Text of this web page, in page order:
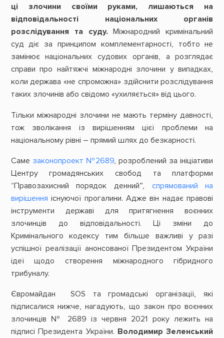
ці злочини своїми руками, лишаються на
відповідальності національних органів
розслідування та суду.Міжнародний кримінальний
суд діє за принципом комплементарності, тобто не
замінює національних судових органів, а розглядає
справи про найтяжчі міжнародні злочини у випадках,
коли держава «не спроможна» здійснити розслідування
таких злочинів або свідомо «ухиляється» від цього.
Тільки міжнародні злочини не мають терміну давності,
тож зволікання із вирішенням цієї проблеми на
національному рівні – прямий шлях до безкарності.
Саме законопроект №2689, розроблений за ініціативи
Центру громадянських свобод та платформи
“Правозахисний порядок денний”, спрямований на
вирішення існуючої прогалини. Адже він надає правові
інструменти державі для притягнення воєнних
злочинців до відповідальності. Ці зміни до
Кримінального кодексу тим більше важливі у разі
успішної реалізації анонсованої Президентом України
ідеї щодо створення міжнародного гібридного
трибуналу.
Євромайдан SOS та громадські організації, які
підписалися нижче, нагадують, що закон про воєнних
злочинців № 2689 із червня 2021 року лежить на
підписі Президента України. Володимир Зеленський